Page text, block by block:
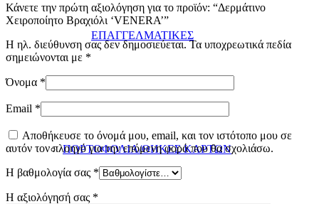
ΕΠΑΓΓΕΛΜΑΤΙΚΕΣ
ΠΟΡΤΟΦΟΛΙΑ/ΘΗΚΕΣ ΚΑΡΤΩΝ
Κάνετε την πρώτη αξιολόγηση για το προϊόν: “Δερμάτινo
Χειροποίητo Βραχιόλι ‘VENERA’”
Η ηλ. διεύθυνση σας δεν δημοσιεύεται. Τα υποχρεωτικά πεδία
σημειώνονται με *
Όνομα *
Email *
Αποθήκευσε το όνομά μου, email, και τον ιστότοπο μου σε
αυτόν τον πλοηγό για την επόμενη φορά που θα σχολιάσω.
Η βαθμολογία σας *
Η αξιολόγησή σας *